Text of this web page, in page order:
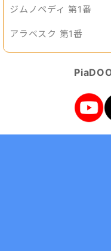
ジムノペディ 第1番
アラベスク 第1番